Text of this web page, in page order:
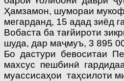
Ҳамзамон, шумораи
мегарданд, 15 адад зиёд
Вобаста ба тағйироти
шуда, дар маҷмуъ, 3 895
Бо дастури бевоситаи
махсус пешбинӣ
муассисаҳои таҳсилоти